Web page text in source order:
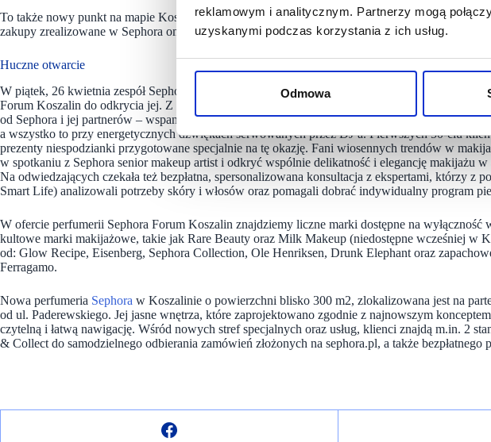
reklamowym i analitycznym. Partnerzy mogą
uzyskanymi podczas korzystania z ich usług.
Odmowa
To także nowy punkt na mapie Koszalina, w którym dzięki usłudze Click & Collect w wygodny i
zakupy zrealizowane w Sephora omnichannel.
Huczne otwarcie
W piątek, 26 kwietnia zespół Sephora radośnie i hucznie otworzył nową perfumerię Sephora i
Forum Koszalin do odkrycia jej. Z okazji otwarcia, już od piątku i przez cały weekend, na
od Sephora i jej partnerów – wspaniałe, kosmetyczne prezenty do zakupów, oferta rabatowa,
a wszystko to przy energetycznych dźwiękach serwowanych przez DJ’a. Pierwszych 50-ciu
prezenty niespodzianki przygotowane specjalnie na tę okazję. Fani wiosennych trendów w
w spotkaniu z Sephora senior makeup artist i odkryć wspólnie delikatność i elegancję makijażu
Na odwiedzających czekała też bezpłatna, spersonalizowana konsultacja z ekspertami, którzy z
Smart Life) analizowali potrzeby skóry i włosów oraz pomagali dobrać indywidualny program
W ofercie perfumerii Sephora Forum Koszalin znajdziemy liczne marki dostępne na wyłączność
kultowe marki makijażowe, takie jak Rare Beauty oraz Milk Makeup (niedostępne wcześniej w
od: Glow Recipe, Eisenberg, Sephora Collection, Ole Henriksen, Drunk Elephant oraz
Ferragamo.
Nowa perfumeria Sephora w Koszalinie o powierzchni blisko 300 m2, zlokalizowana jest na
od ul. Paderewskiego. Jej jasne wnętrza, które zaprojektowano zgodnie z najnowszym
czytelną i łatwą nawigację. Wśród nowych stref specjalnych oraz usług, klienci znajdą m.in. 2
& Collect do samodzielnego odbierania zamówień złożonych na sephora.pl, a także bezpłatnego